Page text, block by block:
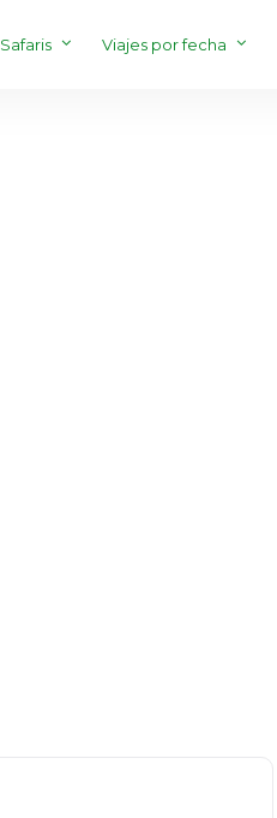
Safaris Viajes por fecha